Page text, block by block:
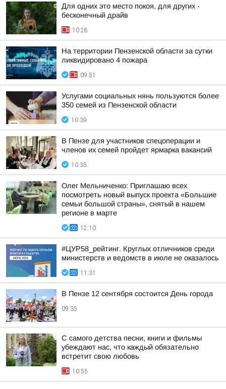
Для одних это место покоя, для других -
бесконечный драйв
10:28
На территории Пензенской области за сутки
ликвидировано 4 пожара
09:51
Услугами социальных нянь пользуются более
350 семей из Пензенской области
10:39
В Пензе для участников спецоперации и
членов их семей пройдет ярмарка вакансий
10:35
Олег Мельниченко: Приглашаю всех
посмотреть новый выпуск проекта «Большие
семьи большой страны», снятый в нашем
регионе в марте
12:10
#ЦУР58_рейтинг. Круглых отличников среди
министерств и ведомств в июле не оказалось
11:31
В Пензе 12 сентября состоится День города
09:35
С самого детства песни, книги и фильмы
убеждают нас, что каждый обязательно
встретит свою любовь
10:55